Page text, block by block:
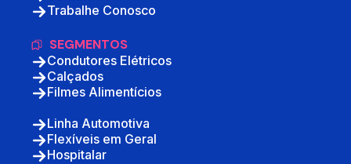
Trabalhe Conosco
SEGMENTOS
Condutores Elétricos
Calçados
Filmes Alimentícios
Linha Automotiva
Flexíveis em Geral
Hospitalar